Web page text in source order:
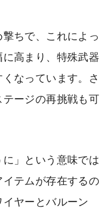
ちで、これによっ
高まり、特殊武器
なっています。さ
ージの再挑戦も可
」という意味では
テムが存在するの
ヤーとバルーン